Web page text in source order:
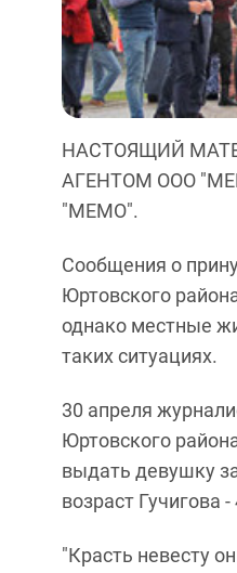
НАСТОЯЩИЙ
АГЕНТОМ ООО
"МЕМО".
Сообщения о
Юртовского
однако местные
таких ситуациях.
30 апреля
Юртовского
выдать девушку
возраст Гучигова -
"Красть невесту